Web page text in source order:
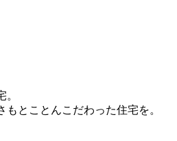
もとことんこだわった住宅を。